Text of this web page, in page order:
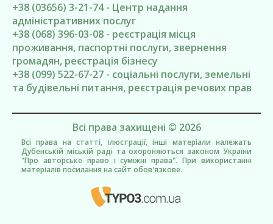
+38 (03656) 3-21-74 - Центр надання
адміністративних послуг
+38 (068) 396-03-08 - реєстрація місця
проживання, паспортні послуги, звернення
громадян, реєстрація бізнесу
+38 (099) 522-67-27 - соціальні послуги, земельні
та будівельні питання, реєстрація речових прав
Всі права захищені © 2026
Всі права на статті, ілюстрації, інші матеріали належать
Дубенській міській раді та охороняються законом України
"Про авторське право і суміжні права". При використанні
матеріалів посилання на сайт обов'язкове.